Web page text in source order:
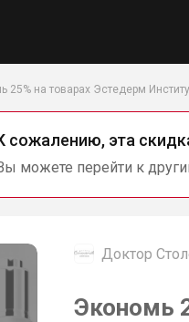
25% на товарах Эстедерм
сожалению, эта
можете перейти к
Доктор
Экономь